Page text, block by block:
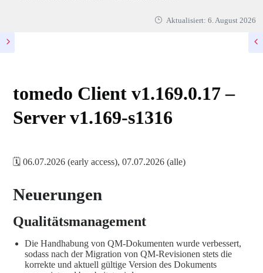
Aktualisiert: 6. August 2026
tomedo Client v1.169.0.17 –
Server v1.169-s1316
🗓️ 06.07.2026 (early access), 07.07.2026 (alle)
Neuerungen
Qualitätsmanagement
Die Handhabung von QM-Dokumenten wurde verbessert,
sodass nach der Migration von QM-Revisionen stets die
korrekte und aktuell gültige Version des Dokuments